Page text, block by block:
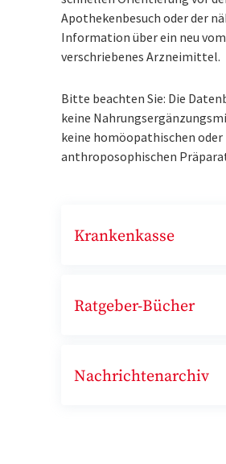
Apothekenbesuch oder der
Information über ein neu
verschriebenes Arzneimittel.
Bitte beachten Sie: Die
keine
keine homöopathischen oder
anthroposophischen
Krankenkasse
Ratgeber-Bücher
Nachrichtenarchiv